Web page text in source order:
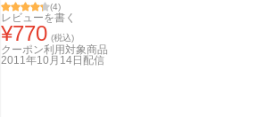
(4)
レビューを書く
¥770 (税込)
クーポン利用対象商品
2011年10月14日 配信